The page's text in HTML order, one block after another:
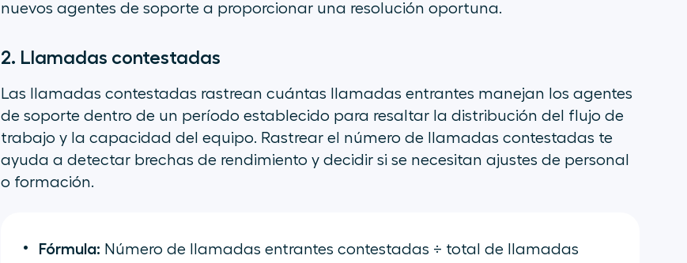
nuevos agentes de soporte a proporcionar una resolución oportuna.
2. Llamadas contestadas
Las llamadas contestadas rastrean cuántas llamadas entrantes manejan los agentes
de soporte dentro de un período establecido para resaltar la distribución del flujo de
trabajo y la capacidad del equipo. Rastrear el número de llamadas contestadas te
ayuda a detectar brechas de rendimiento y decidir si se necesitan ajustes de personal
o formación.
Fórmula: Número de llamadas entrantes contestadas ÷ total de llamadas